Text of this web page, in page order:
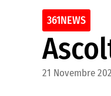
361NEWS
21 Novembre